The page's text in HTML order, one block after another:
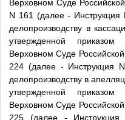
Верховном Суде
N 161 (далее - Инструкция
делопроизводству в
утвержденной
Верховном Суде
224 (далее - Инструкция
делопроизводству в
утвержденной
Верховном Суде
225 (далее -